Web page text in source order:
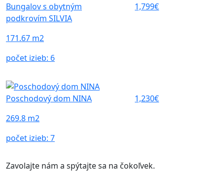
Bungalov s obytným
podkrovím SILVIA
1,799€
171.67 m2
počet izieb: 6
Poschodový dom NINA
1,230€
269.8 m2
počet izieb: 7
Zavolajte nám a spýtajte sa na čokoľvek.